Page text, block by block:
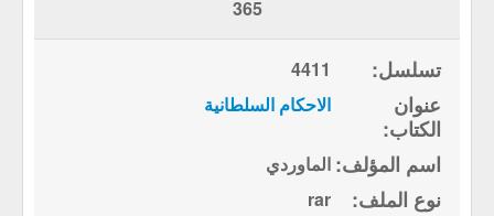
365
4411
الاحكام السلطانية
الماوردي
rar